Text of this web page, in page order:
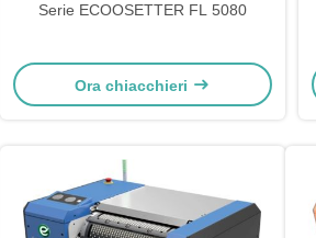
Serie ECOOSETTER FL 5080
Ora chiacchieri